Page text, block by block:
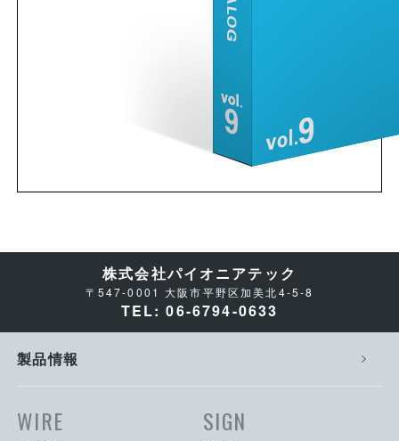
株式会社パイオニアテック
〒547-0001 大阪市平野区加美北4-5-8
TEL: 06-6794-0633
製品情報
WIRE SIGN